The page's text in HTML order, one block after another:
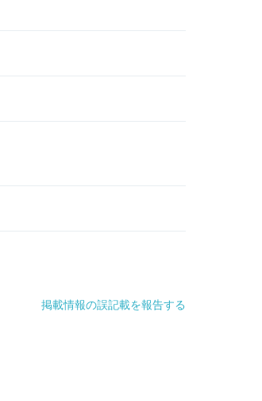
掲載情報の誤記載を報告する